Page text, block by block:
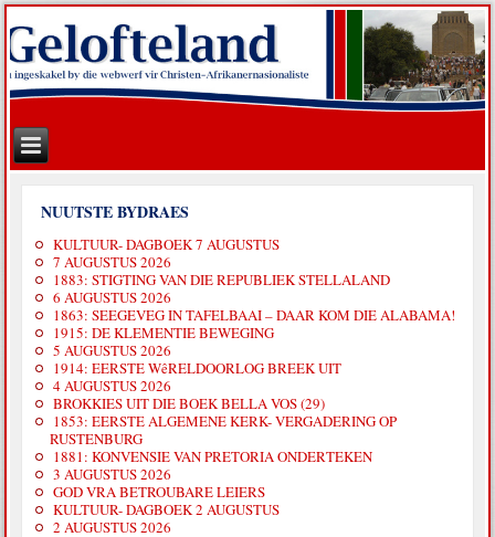
NUUTSTE BYDRAES
KULTUUR- DAGBOEK 7 AUGUSTUS
7 AUGUSTUS 2026
1883: STIGTING VAN DIE REPUBLIEK STELLALAND
6 AUGUSTUS 2026
1863: SEEGEVEG IN TAFELBAAI – DAAR KOM DIE ALABAMA!
1915: DE KLEMENTIE BEWEGING
5 AUGUSTUS 2026
1914: EERSTE WêRELDOORLOG BREEK UIT
4 AUGUSTUS 2026
BROKKIES UIT DIE BOEK BELLA VOS (29)
1853: EERSTE ALGEMENE KERK- VERGADERING OP
RUSTENBURG
1881: KONVENSIE VAN PRETORIA ONDERTEKEN
3 AUGUSTUS 2026
GOD VRA BETROUBARE LEIERS
KULTUUR- DAGBOEK 2 AUGUSTUS
2 AUGUSTUS 2026